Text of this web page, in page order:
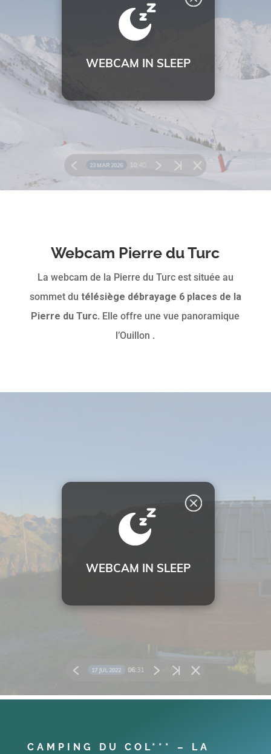
Webcam Pierre du Turc
La webcam de la Pierre du Turc est située au
sommet du télésiège débrayage 6 places de la
Pierre du Turc. Elle offre une vue panoramique
l’Ouillon .
CAMPING DU COL*** – LA